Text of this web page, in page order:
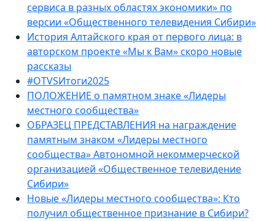
сервиса в разных областях экономики» по
версии «Общественного телевидения Сибири»
История Алтайского края от первого лица: в
авторском проекте «Мы к Вам» скоро новые
рассказы
#OTVSИтоги2025
ПОЛОЖЕНИЕ о памятном знаке «Лидеры
местного сообщества»
ОБРАЗЕЦ ПРЕДСТАВЛЕНИЯ на награждение
памятным знаком «Лидеры местного
сообщества» Автономной некоммерческой
организацией «Общественное телевидение
Сибири»
Новые «Лидеры местного сообщества»: Кто
получил общественное признание в Сибири?